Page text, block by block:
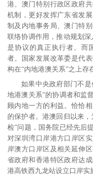
港、澳门特别行政区政府
机制，更好发挥广东省发
制及内地事务局、澳门特
联络协调作用，推动规划
是协议的真正执行者。而
者。国家发展改革委是代
构在“内地港澳关系”之上存
如果中央政府部门不
地港澳关系”的协调者和监
顾内地一方的利益。恰恰
的保护者。港澳回归以来
检”问题，国务院已经先后
对深圳湾口岸港方口岸区
岸澳方口岸区及相关延伸
省政府和香港特区政府达
港高铁西九龙站设立口岸实